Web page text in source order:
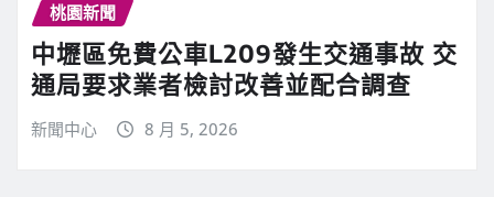
桃園新聞
中壢區免費公車L209發生交通事故 交
通局要求業者檢討改善並配合調查
新聞中心 8 月 5, 2026